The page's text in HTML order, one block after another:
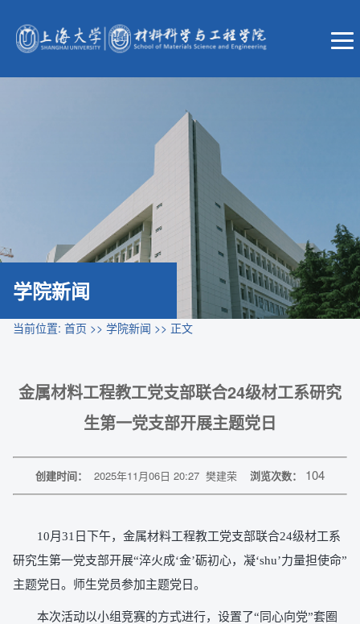
学院新闻
当前位置: 首页 >> 学院新闻 >> 正文
金属材料工程教工党支部联合24级材工系研究
生第一党支部开展主题党日
创建时间： 2025年11月06日 20:27 樊建荣 浏览次数： 104
10月31日下午，金属材料工程教工党支部联合24级材工系
研究生第一党支部开展“淬火成‘金’砺初心，凝‘shu’力量担使命”
主题党日。师生党员参加主题党日。
本次活动以小组竞赛的方式进行，设置了“同心向党”套圈